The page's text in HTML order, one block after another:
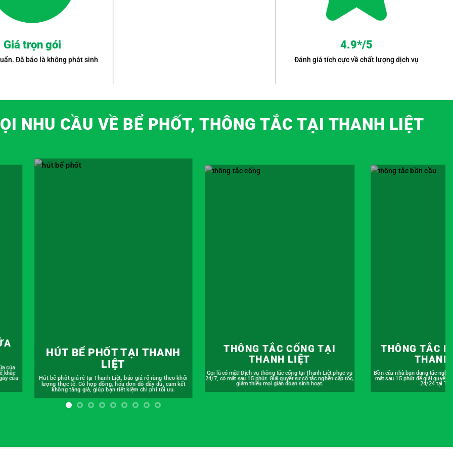
Giá trọn gói
Đã báo là không phát sinh
4.9*/5
Đánh giá tích cực về chất lượng dịch vụ
NHU CẦU VỀ BỂ PHỐT, THÔNG TẮC TẠI THANH LIỆT
khối
kết
THÔNG TẮC CỐNG TẠI
THANH LIỆT
Gọi là có mặt! Dịch vụ thông tắc cống tại Thanh Liệt phục vụ
24/7, có mặt sau 15 phút. Giải quyết sự cố tắc nghẽn cấp tốc,
giảm thiểu mọi gián đoạn sinh hoạt.
THÔNG TẮC BỒN CẦU TẠI
THANH LIỆT
Bồn cầu nhà bạn đang tắc nghẽn? Đừng lo, chúng tôi sẽ có
mặt sau 15 phút để giải quyết dứt điểm. Phục vụ khẩn cấp
24/24 tại Thanh Liệt.
THÔNG TẮC
An tâm nấu nướng với dịch vụ
Thanh Liệt có bảo hành. Mọi
được chúng tôi kiểm tra